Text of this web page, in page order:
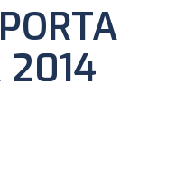
2014